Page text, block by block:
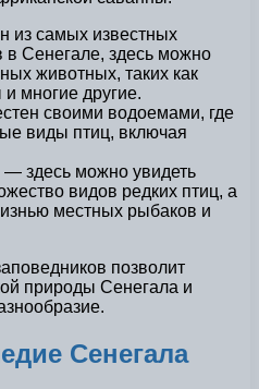
из самых известных
в Сенегале, здесь можно
животных, таких как
многие другие.
своими водоемами, где
виды птиц, включая
— здесь можно увидеть
видов редких птиц, а
местных рыбаков и
позволит
природы Сенегала и
Сенегала